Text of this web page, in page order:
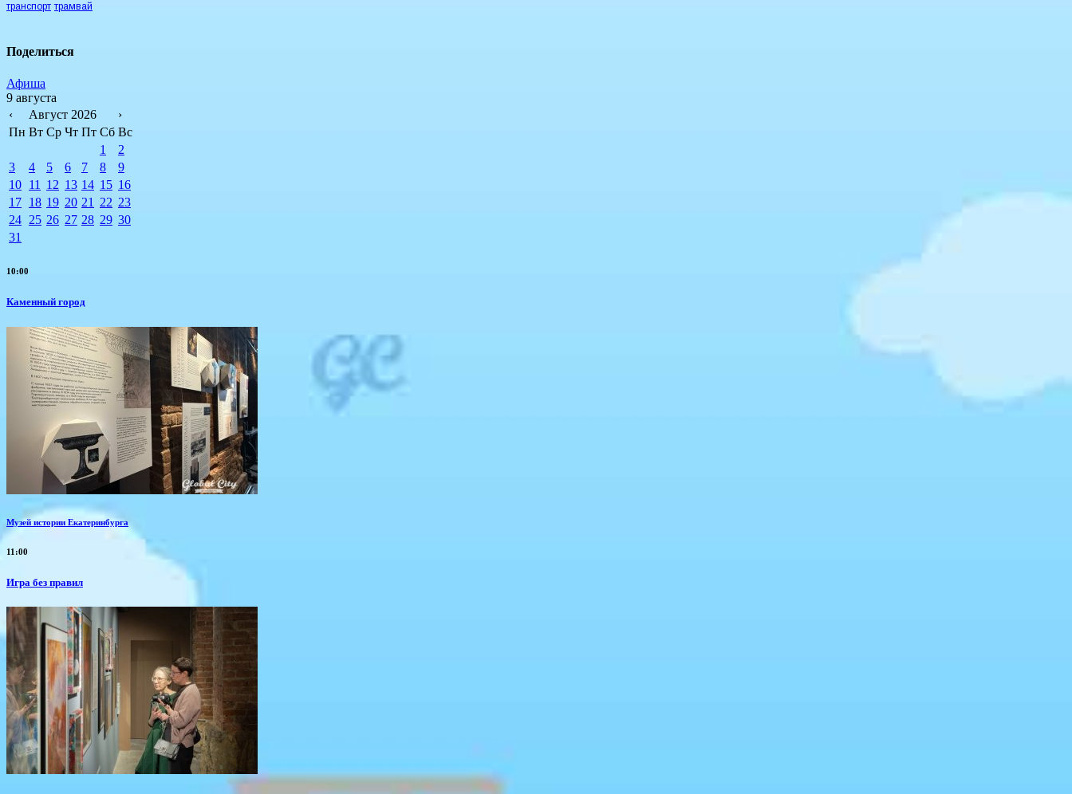
транспорт трамвай
Поделиться
Афиша
9 августа
‹
Август 2026
›
Пн Вт Ср Чт Пт Сб Вс
1
2
3
4 5 6 7 8
9
10 11 12 13 14 15 16
17 18 19 20 21 22 23
24 25 26 27 28 29 30
31
10:00
Каменный город
Музей истории Екатеринбурга
11:00
​Игра без правил